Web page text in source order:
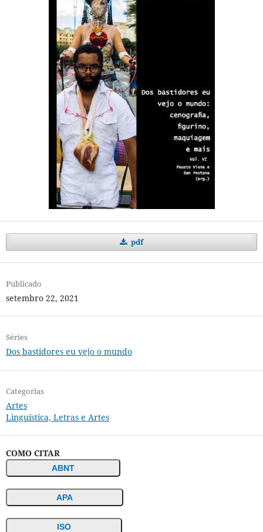
pdf
Publicado
setembro 22, 2021
Séries
Dos bastidores eu vejo o mundo
Categorias
Artes
Linguística, Letras e Artes
COMO CITAR
ABNT
APA
ISO